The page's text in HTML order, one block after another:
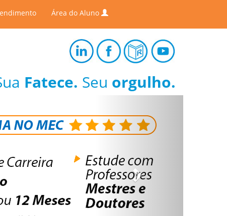
Área do Aluno
Fatece. Seu orgulho.